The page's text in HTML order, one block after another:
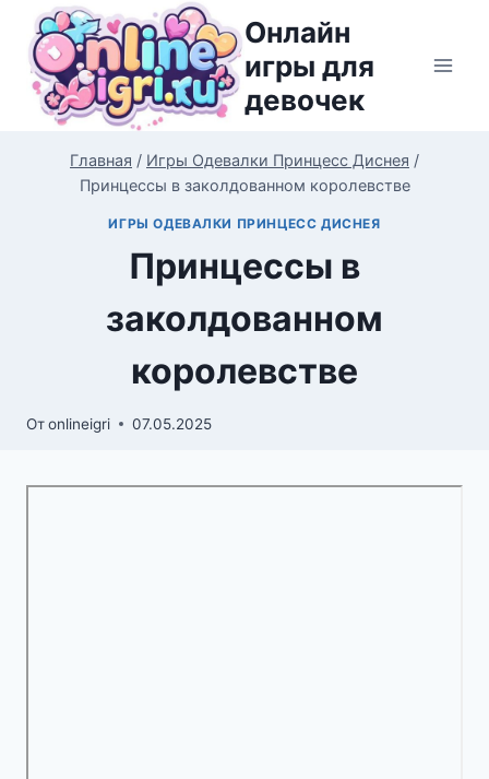
Перейти
содержимому
Онлайн
игры для
девочек
Главная / Игры Одевалки Принцесс Диснея /
Принцессы в заколдованном королевстве
ИГРЫ ОДЕВАЛКИ ПРИНЦЕСС ДИСНЕЯ
Принцессы в
заколдованном
королевстве
Отonlineigri 07.05.2025